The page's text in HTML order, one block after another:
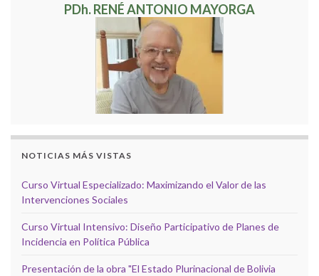
PDh. RENÉ ANTONIO MAYORGA
NOTICIAS MÁS VISTAS
Curso Virtual Especializado: Maximizando el Valor de las
Intervenciones Sociales
Curso Virtual Intensivo: Diseño Participativo de Planes de
Incidencia en Política Pública
Presentación de la obra "El Estado Plurinacional de Bolivia